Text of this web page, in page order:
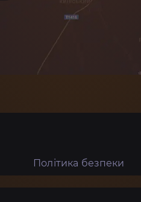
Політика безпеки